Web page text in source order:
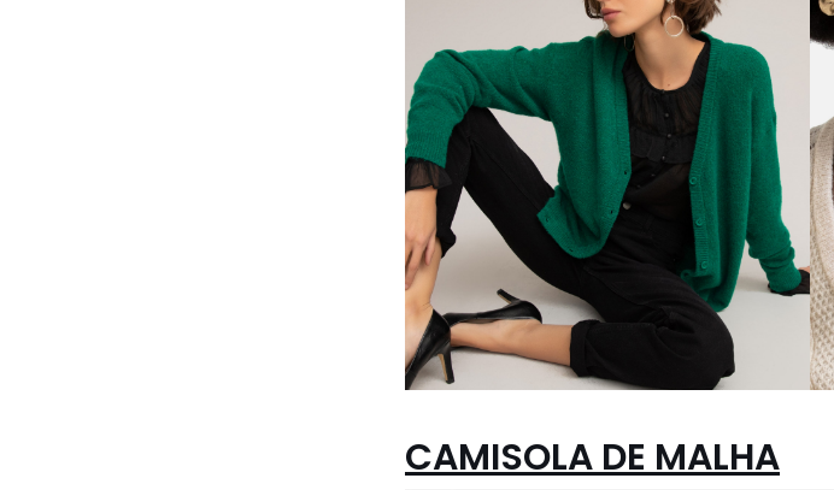
CAMISOLA DE MALHA